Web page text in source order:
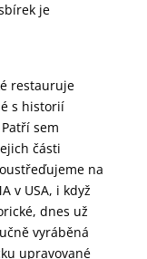
je
restauruje
s historií
sem
části
na
v USA, i když
dnes už
vyráběná
upravované